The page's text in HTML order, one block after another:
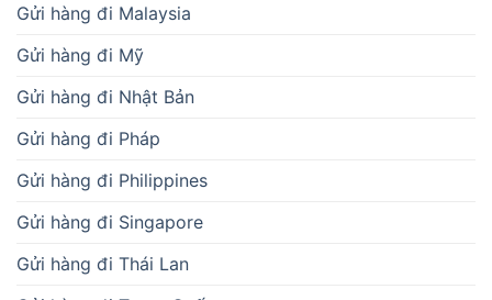
Gửi hàng đi Malaysia
Gửi hàng đi Mỹ
Gửi hàng đi Nhật Bản
Gửi hàng đi Pháp
Gửi hàng đi Philippines
Gửi hàng đi Singapore
Gửi hàng đi Thái Lan